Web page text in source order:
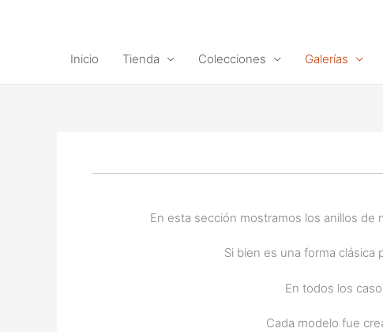
Inicio
Tienda Colecciones Galerías
En esta sección mostramos los anillos
Si bien es una forma
En todos los
Cada modelo fue